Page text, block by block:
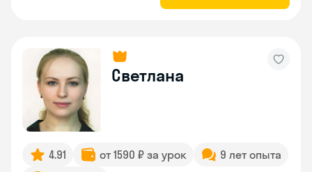
Светлана
4.91 от 1590 ₽ за урок
9 лет опыта